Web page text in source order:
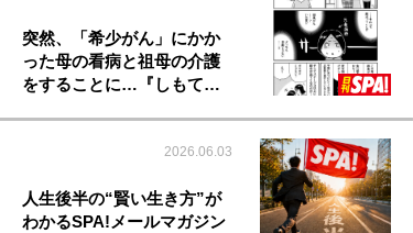
突然、「希少がん」にかか
った母の看病と祖母の介護
をすることに…『しもて…
2026.06.03
人生後半の“賢い生き方”が
わかるSPA!メールマガジン